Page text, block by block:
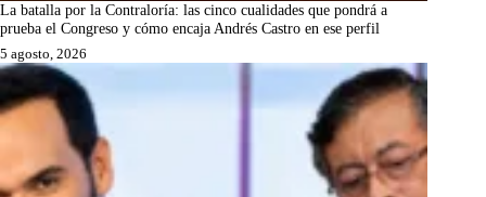
La batalla por la Contraloría: las cinco cualidades que pondrá a
prueba el Congreso y cómo encaja Andrés Castro en ese perfil
5 agosto, 2026